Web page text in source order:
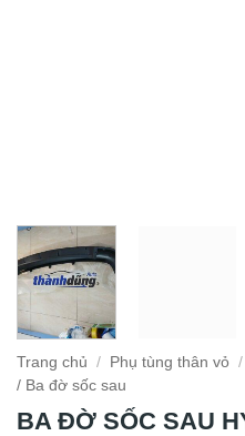
Trang chủ / Phụ tùng thân vỏ /
/ Ba đờ sốc sau
BA ĐỜ SỐC SAU